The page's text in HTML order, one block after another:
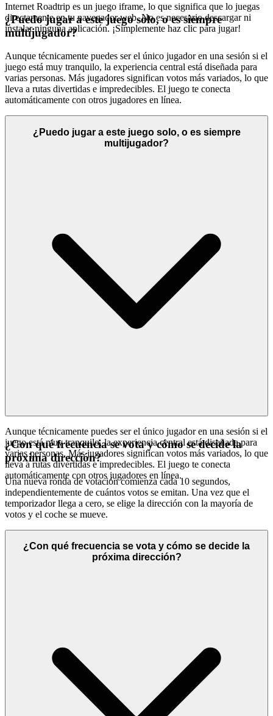
Internet Roadtrip es un juego iframe, lo que significa que lo juegas
directamente en tu navegador web. No es necesario descargar ni
instalar ninguna aplicación. ¡Simplemente haz clic para jugar!
¿Puedo jugar a este juego solo, o es siempre
multijugador?
Aunque técnicamente puedes ser el único jugador en una sesión si el
juego está muy tranquilo, la experiencia central está diseñada para
varias personas. Más jugadores significan votos más variados, lo que
lleva a rutas divertidas e impredecibles. El juego te conecta
automáticamente con otros jugadores en línea.
¿Puedo jugar a este juego solo, o es siempre
multijugador?
Aunque técnicamente puedes ser el único jugador en una sesión si el
juego está muy tranquilo, la experiencia central está diseñada para
varias personas. Más jugadores significan votos más variados, lo que
lleva a rutas divertidas e impredecibles. El juego te conecta
automáticamente con otros jugadores en línea.
¿Con qué frecuencia se vota y cómo se decide la
próxima dirección?
Una nueva ronda de votación comienza cada 10 segundos,
independientemente de cuántos votos se emitan. Una vez que el
temporizador llega a cero, se elige la dirección con la mayoría de
votos y el coche se mueve.
¿Con qué frecuencia se vota y cómo se decide la
próxima dirección?